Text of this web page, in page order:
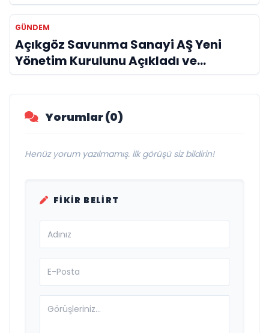
GÜNDEM
Açıkgöz Savunma Sanayi AŞ Yeni
Yönetim Kurulunu Açıkladı ve
Savunma Sanayinde Küresel Vizyon
Vurgusu
Yorumlar (0)
Henüz yorum yazılmamış. İlk görüşü siz bildirin!
FIKIR BELIRT